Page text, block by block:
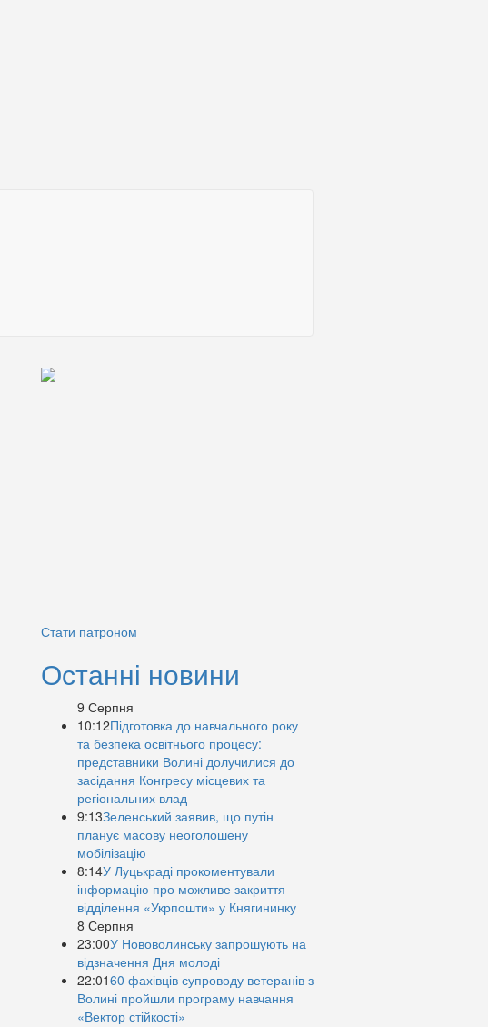
Стати патроном
Останні новини
9 Серпня
10:12Підготовка до навчального року
та безпека освітнього процесу:
представники Волині долучилися до
засідання Конгресу місцевих та
регіональних влад
9:13Зеленський заявив, що путін
планує масову неоголошену
мобілізацію
8:14У Луцькраді прокоментували
інформацію про можливе закриття
відділення «Укрпошти» у Княгининку
8 Серпня
23:00У Нововолинську запрошують на
відзначення Дня молоді
22:0160 фахівців супроводу ветеранів з
Волині пройшли програму навчання
«Вектор стійкості»